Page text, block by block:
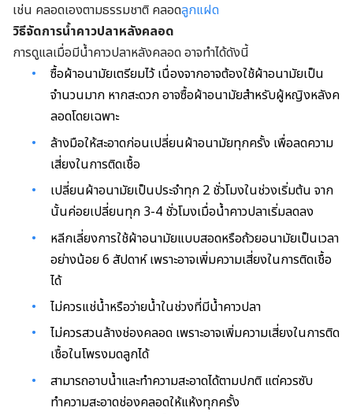
เช่น คลอดเองตามธรรมชาติ คลอดลูกแฝด
วิธีจัดการน้ำคาวปลาหลังคลอด
การดูแลเมื่อมีน้ำคาวปลาหลังคลอด อาจทำได้ดังนี้
ซื้อผ้าอนามัยเตรียมไว้ เนื่องจากอาจต้องใช้ผ้าอนามัยเป็น
จำนวนมาก หากสะดวก อาจซื้อผ้าอนามัยสำหรับผู้หญิงหลังค
ลอดโดยเฉพาะ
ล้างมือให้สะอาดก่อนเปลี่ยนผ้าอนามัยทุกครั้ง เพื่อลดความ
เสี่ยงในการติดเชื้อ
เปลี่ยนผ้าอนามัยเป็นประจำทุก 2 ชั่วโมงในช่วงเริ่มต้น จาก
นั้นค่อยเปลี่ยนทุก 3-4 ชั่วโมงเมื่อน้ำคาวปลาเริ่มลดลง
หลีกเลี่ยงการใช้ผ้าอนามัยแบบสอดหรือถ้วยอนามัยเป็นเวลา
อย่างน้อย 6 สัปดาห์ เพราะอาจเพิ่มความเสี่ยงในการติดเชื้อ
ได้
ไม่ควรแช่น้ำหรือว่ายน้ำในช่วงที่มีน้ำคาวปลา
ไม่ควรสวนล้างช่องคลอด เพราะอาจเพิ่มความเสี่ยงในการติด
เชื้อในโพรงมดลูกได้
สามารถอาบน้ำและทำความสะอาดได้ตามปกติ แต่ควรซับ
ทำความสะอาดช่องคลอดให้แห้งทุกครั้ง